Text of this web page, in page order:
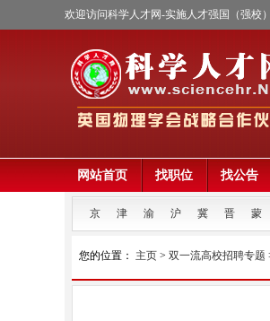
欢迎访问科学人才网-实施人才强国（强校
网站首页 找职位 找公告
京 津 渝 沪 冀 晋 蒙
您的位置： 主页 > 双一流高校招聘专题